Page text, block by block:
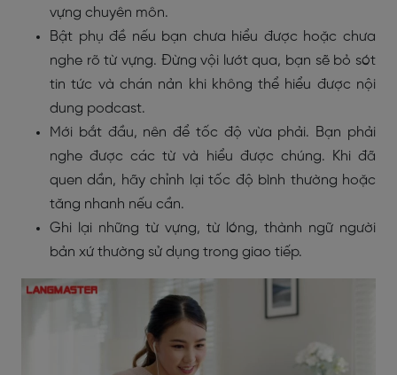
vựng chuyên môn.
Bật phụ đề nếu bạn chưa hiểu được hoặc chưa
nghe rõ từ vựng. Đừng vội lướt qua, bạn sẽ bỏ sót
tin tức và chán nản khi không thể hiểu được nội
dung podcast.
Mới bắt đầu, nên để tốc độ vừa phải. Bạn phải
nghe được các từ và hiểu được chúng. Khi đã
quen dần, hãy chỉnh lại tốc độ bình thường hoặc
tăng nhanh nếu cần.
Ghi lại những từ vựng, từ lóng, thành ngữ người
bản xứ thường sử dụng trong giao tiếp.